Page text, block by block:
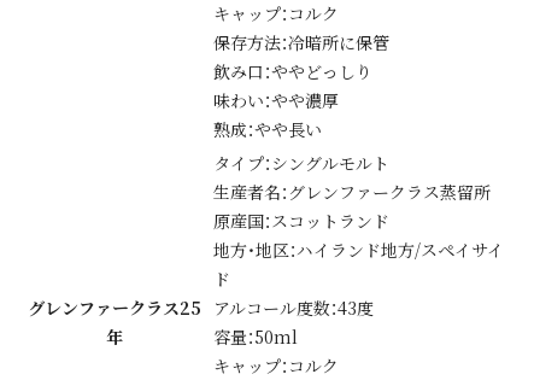
キャップ：コルク
保存方法：冷暗所に保管
飲み口：ややどっしり
味わい：やや濃厚
熟成：やや長い
グレンファークラス25
年
タイプ：シングルモルト
生産者名：グレンファークラス蒸留所
原産国：スコットランド
地方・地区：ハイランド地方/スペイサイ
ド
アルコール度数：43度
容量：50ml
キャップ：コルク